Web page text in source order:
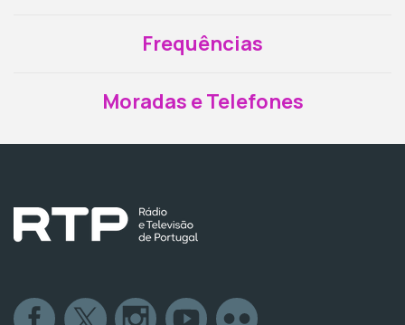
Frequências
Moradas e Telefones